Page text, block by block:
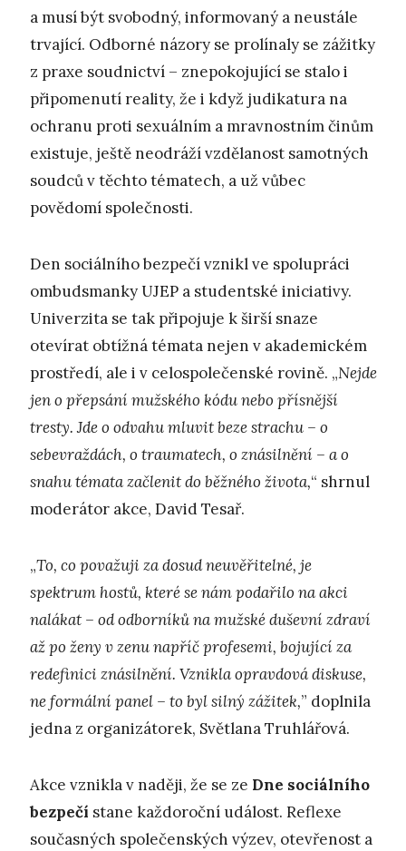
a musí být svobodný, informovaný a neustále
trvající. Odborné názory se prolínaly se zážitky
z praxe soudnictví – znepokojující se stalo i
připomenutí reality, že i když judikatura na
ochranu proti sexuálním a mravnostním činům
existuje, ještě neodráží vzdělanost samotných
soudců v těchto tématech, a už vůbec
povědomí společnosti.
Den sociálního bezpečí vznikl ve spolupráci
ombudsmanky UJEP a studentské iniciativy.
Univerzita se tak připojuje k širší snaze
otevírat obtížná témata nejen v akademickém
prostředí, ale i v celospolečenské rovině. „Nejde
jen o přepsání mužského kódu nebo přísnější
tresty. Jde o odvahu mluvit beze strachu – o
sebevraždách, o traumatech, o znásilnění – a o
snahu témata začlenit do běžného života,“ shrnul
moderátor akce, David Tesař.
„To, co považuji za dosud neuvěřitelné, je
spektrum hostů, které se nám podařilo na akci
nalákat – od odborníků na mužské duševní zdraví
až po ženy v zenu napříč profesemi, bojující za
redefinici znásilnění. Vznikla opravdová diskuse,
ne formální panel – to byl silný zážitek,” doplnila
jedna z organizátorek, Světlana Truhlářová.
Akce vznikla v naději, že se ze Dne sociálního
bezpečí stane každoroční událost. Reflexe
současných společenských výzev, otevřenost a